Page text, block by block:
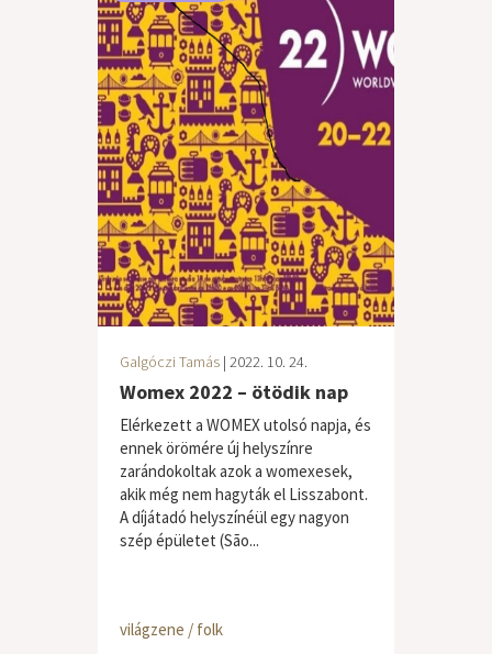
Galgóczi Tamás | 2022. 10. 24.
Womex 2022 – ötödik nap
Elérkezett a WOMEX utolsó napja, és
ennek örömére új helyszínre
zarándokoltak azok a womexesek,
akik még nem hagyták el Lisszabont.
A díjátadó helyszínéül egy nagyon
szép épületet (São...
világzene / folk